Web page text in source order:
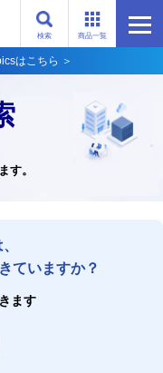
商品一覧
検索
はこちら ＞
す。
ていますか？
ます